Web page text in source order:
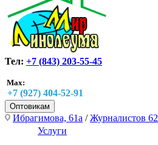
Тел: +7 (843) 203-55-45
Max:
+7 (927) 404-52-91
Оптовикам
Ибрагимова, 61а /Журналистов 62
Услуги